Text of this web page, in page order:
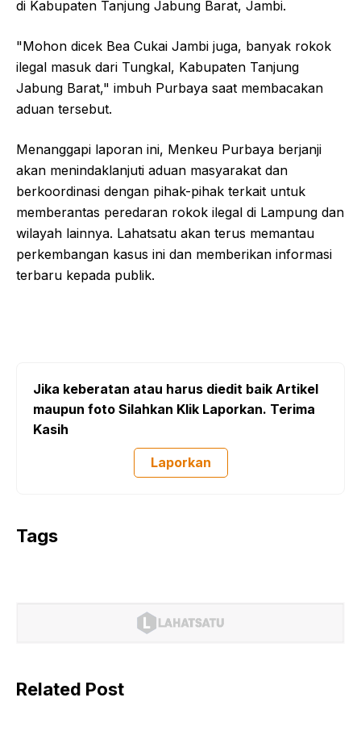
di Kabupaten Tanjung Jabung Barat, Jambi.
"Mohon dicek Bea Cukai Jambi juga, banyak rokok
ilegal masuk dari Tungkal, Kabupaten Tanjung
Jabung Barat," imbuh Purbaya saat membacakan
aduan tersebut.
Menanggapi laporan ini, Menkeu Purbaya berjanji
akan menindaklanjuti aduan masyarakat dan
berkoordinasi dengan pihak-pihak terkait untuk
memberantas peredaran rokok ilegal di Lampung dan
wilayah lainnya. Lahatsatu akan terus memantau
perkembangan kasus ini dan memberikan informasi
terbaru kepada publik.
Jika keberatan atau harus diedit baik Artikel
maupun foto Silahkan Klik Laporkan. Terima
Kasih
Laporkan
Tags
Related Post